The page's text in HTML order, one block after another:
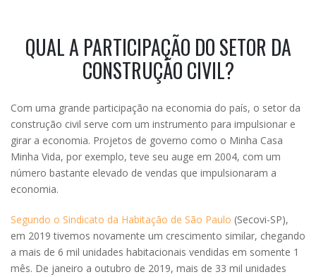
QUAL A PARTICIPAÇÃO DO SETOR DA
CONSTRUÇÃO CIVIL?
Com uma grande participação na economia do país, o setor da
construção civil serve com um instrumento para impulsionar e
girar a economia. Projetos de governo como o Minha Casa
Minha Vida, por exemplo, teve seu auge em 2004, com um
número bastante elevado de vendas que impulsionaram a
economia.
Segundo o Sindicato da Habitação de São Paulo (Secovi-SP),
em 2019 tivemos novamente um crescimento similar, chegando
a mais de 6 mil unidades habitacionais vendidas em somente 1
mês. De janeiro a outubro de 2019, mais de 33 mil unidades